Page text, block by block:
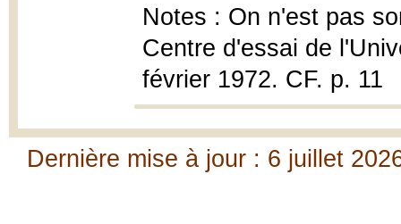
Notes : On n'est pas
Centre d'essai de
février 1972. CF. p. 11
Dernière mise à jour : 6 juillet